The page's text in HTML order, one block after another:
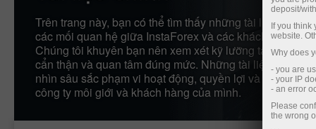
Trên trang này, bạn có thể tìm thấy những tài liệu cơ
các mối quan hệ giữa InstaForex và các khách hàng
Chúng tôi khuyên bạn nên xem xét kỹ lưỡng tất cả
cẩn thận và quan tâm đúng mức. Những tài liệu này
nhìn sâu sắc phạm vi hoạt động, quyền lợi và nghĩa vụ
công ty môi giới và khách hàng của mình.
deposit/
If you
website.
Why does
- you are
- your IP
- an error
Please
the wrong